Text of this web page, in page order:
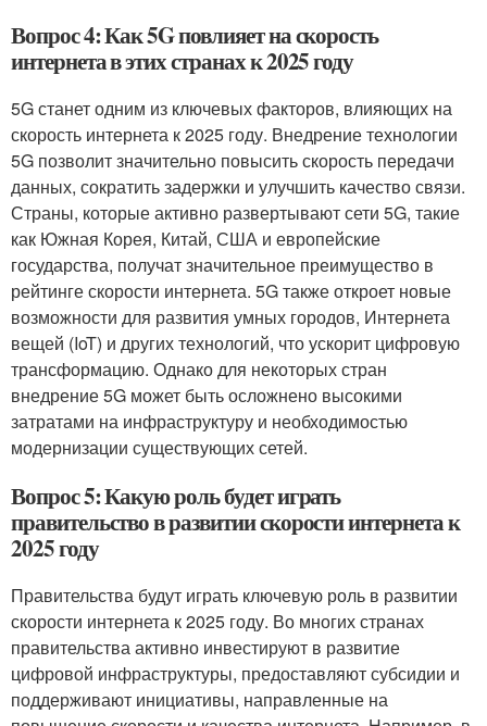
Вопрос 4: Как 5G повлияет на скорость
интернета в этих странах к 2025 году
5G станет одним из ключевых факторов, влияющих на
скорость интернета к 2025 году. Внедрение технологии
5G позволит значительно повысить скорость передачи
данных, сократить задержки и улучшить качество связи.
Страны, которые активно развертывают сети 5G, такие
как Южная Корея, Китай, США и европейские
государства, получат значительное преимущество в
рейтинге скорости интернета. 5G также откроет новые
возможности для развития умных городов, Интернета
вещей (IoT) и других технологий, что ускорит цифровую
трансформацию. Однако для некоторых стран
внедрение 5G может быть осложнено высокими
затратами на инфраструктуру и необходимостью
модернизации существующих сетей.
Вопрос 5: Какую роль будет играть
правительство в развитии скорости интернета к
2025 году
Правительства будут играть ключевую роль в развитии
скорости интернета к 2025 году. Во многих странах
правительства активно инвестируют в развитие
цифровой инфраструктуры, предоставляют субсидии и
поддерживают инициативы, направленные на